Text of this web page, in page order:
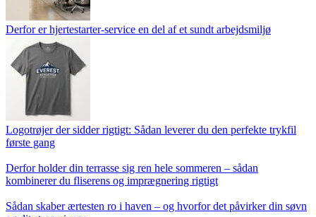
Derfor er hjertestarter-service en del af et sundt arbejdsmiljø
Logotrøjer der sidder rigtigt: Sådan leverer du den perfekte trykfil
første gang
Derfor holder din terrasse sig ren hele sommeren – sådan
kombinerer du fliserens og imprægnering rigtigt
Sådan skaber ærtesten ro i haven – og hvorfor det påvirker din søvn